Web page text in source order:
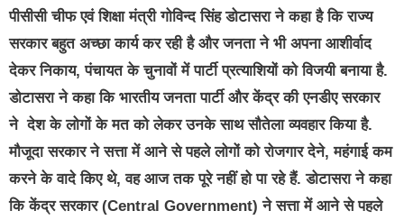
पीसीसी चीफ एवं शिक्षा मंत्री गोविन्द सिंह डोटासरा ने कहा है कि राज्य
सरकार बहुत अच्छा कार्य कर रही है और जनता ने भी अपना आशीर्वाद
देकर निकाय, पंचायत के चुनावों में पार्टी प्रत्याशियों को विजयी बनाया है.
डोटासरा ने कहा कि भारतीय जनता पार्टी और केंद्र की एनडीए सरकार
ने देश के लोगों के मत को लेकर उनके साथ सौतेला व्यवहार किया है.
मौजूदा सरकार ने सत्ता में आने से पहले लोगों को रोजगार देने, महंगाई कम
करने के वादे किए थे, वह आज तक पूरे नहीं हो पा रहे हैं. डोटासरा ने कहा
कि केंद्र सरकार (Central Government) ने सत्ता में आने से पहले